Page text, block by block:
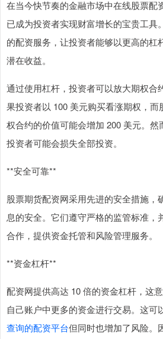
在当今快节奏的金融市场中在线股票配
已成为投资者实现财富增长的宝贵工具
的配资服务，让投资者能够以更高的杠
潜在收益。
通过使用杠杆，投资者可以放大期权合
果投资者以 100 美元购买看涨期权，而
权合约的价值可能会增加 200 美元。然
投资者可能会损失全部投资。
**安全可靠**
股票期货配资网采用先进的安全措施，
息的安全。它们遵守严格的监管标准，
合作，提供资金托管和风险管理服务。
**资金杠杆**
配资网提供高达 10 倍的资金杠杆，这
自己账户中更多的资金进行交易。这可
查询的配资平台但同时也增加了风险。